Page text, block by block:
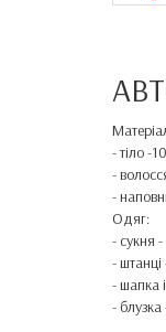
- тіло -
-
-
Одяг:
- сукня
- штанці
- шапка
-